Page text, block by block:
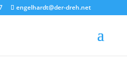
engelhardt@der-dreh.net